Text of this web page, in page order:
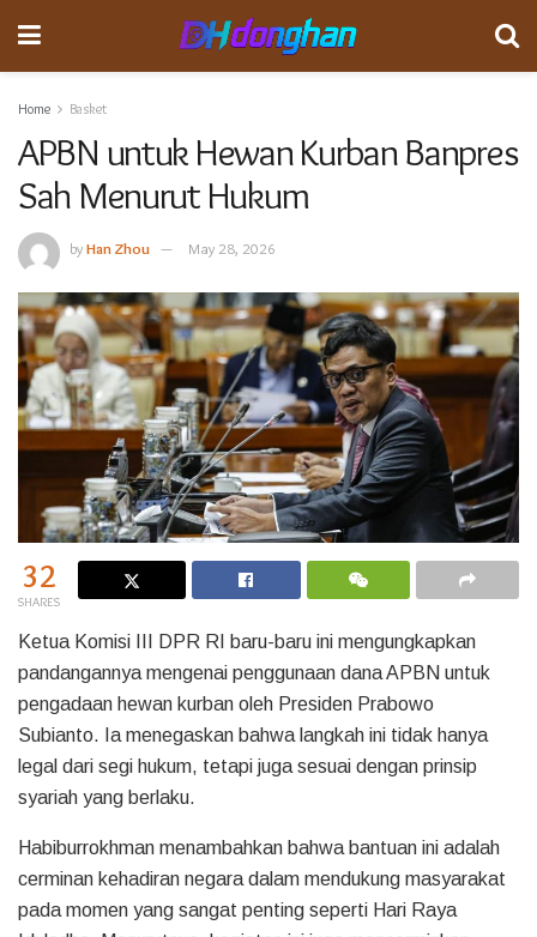
Home Basket
APBN untuk Hewan Kurban Banpres
Sah Menurut Hukum
byHan Zhou May 28, 2026
32
SHARES
Ketua Komisi III DPR RI baru-baru ini mengungkapkan
pandangannya mengenai penggunaan dana APBN untuk
pengadaan hewan kurban oleh Presiden Prabowo
Subianto. Ia menegaskan bahwa langkah ini tidak hanya
legal dari segi hukum, tetapi juga sesuai dengan prinsip
syariah yang berlaku.
Habiburrokhman menambahkan bahwa bantuan ini adalah
cerminan kehadiran negara dalam mendukung masyarakat
pada momen yang sangat penting seperti Hari Raya